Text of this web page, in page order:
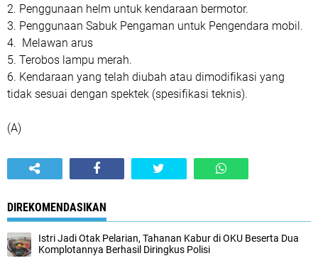
2. Penggunaan helm untuk kendaraan bermotor.
3. Penggunaan Sabuk Pengaman untuk Pengendara mobil.
4. Melawan arus
5. Terobos lampu merah.
6. Kendaraan yang telah diubah atau dimodifikasi yang
tidak sesuai dengan spektek (spesifikasi teknis).
(A)
DIREKOMENDASIKAN
Istri Jadi Otak Pelarian, Tahanan Kabur di OKU Beserta Dua
Komplotannya Berhasil Diringkus Polisi